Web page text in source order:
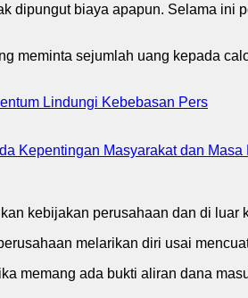
dipungut biaya apapun. Selama
meminta sejumlah uang kepada
Lindungi Kebebasan Pers
Kepentingan Masyarakat dan Masa
kebijakan perusahaan dan di luar
melarikan diri usai
memang ada bukti aliran dana